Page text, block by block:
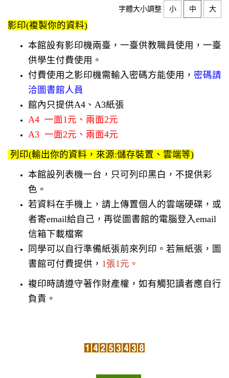
館藏資源
網路資源
學習歷程檔案
自主學習
資訊組
字體大小調整 小 中 大
影印(複製你的資料)
本館設有影印機兩臺，一臺供教職員使用，一臺
供學生付費使用。
付費使用之影印機需輸入密碼方能使用， 密碼請
洽圖書館人員
館內只提供A4、A3紙張
A4 一面1元、兩面2元
A3 一面2元、兩面4元
列印(輸出你的資料，來源:儲存裝置、雲端等)
本館設列表機一台，只可列印黑白，不提供彩
色。
若資料在手機上，請上傳置個人的雲端硬碟，或
者寄email給自己，再從圖書館的電腦登入email
信箱下載檔案
同學可以自行準備紙張前來列印。若無紙張，圖
書館可付費提供， 1張1元 。
複印時請遵守著作財產權，如有觸犯讀者應自行
負責。